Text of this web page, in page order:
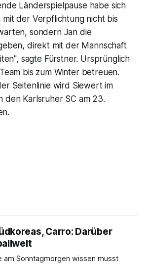
Länderspielpause habe sich
mit der Verpflichtung nicht bis
sondern Jan die
direkt mit der Mannschaft
sagte Fürstner. Ursprünglich
bis zum Winter betreuen.
Seitenlinie wird Siewert im
den Karlsruher SC am 23.
Carro: Darüber
am Sonntagmorgen wissen musst